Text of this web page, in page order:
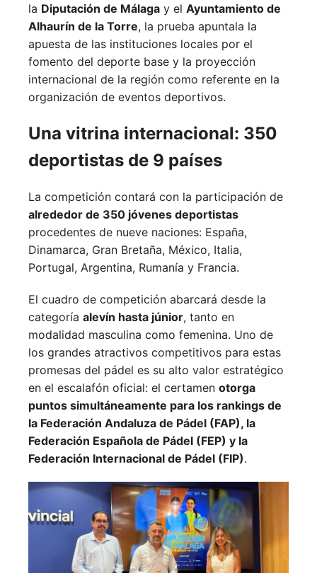
la Diputación de Málaga y el Ayuntamiento de
Alhaurín de la Torre, la prueba apuntala la
apuesta de las instituciones locales por el
fomento del deporte base y la proyección
internacional de la región como referente en la
organización de eventos deportivos.
Una vitrina internacional: 350
deportistas de 9 países
La competición contará con la participación de
alrededor de 350 jóvenes deportistas
procedentes de nueve naciones: España,
Dinamarca, Gran Bretaña, México, Italia,
Portugal, Argentina, Rumanía y Francia.
El cuadro de competición abarcará desde la
categoría alevín hasta júnior, tanto en
modalidad masculina como femenina. Uno de
los grandes atractivos competitivos para estas
promesas del pádel es su alto valor estratégico
en el escalafón oficial: el certamen otorga
puntos simultáneamente para los rankings de
la Federación Andaluza de Pádel (FAP), la
Federación Española de Pádel (FEP) y la
Federación Internacional de Pádel (FIP).